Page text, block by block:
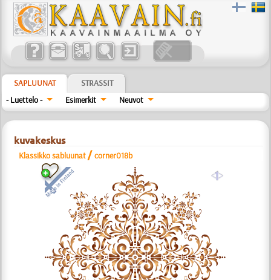
SAPLUUNAT
STRASSIT
- Luettelo -
Esimerkit Neuvot
kuvakeskus
Klassikko sabluunat /corner018b
a